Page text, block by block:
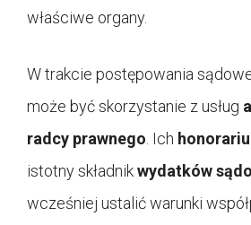
właściwe organy.
W trakcie postępowania
może być skorzystanie z usług
radcy prawnego. Ich
istotny składnikwydatków
wcześniej ustalić warunki